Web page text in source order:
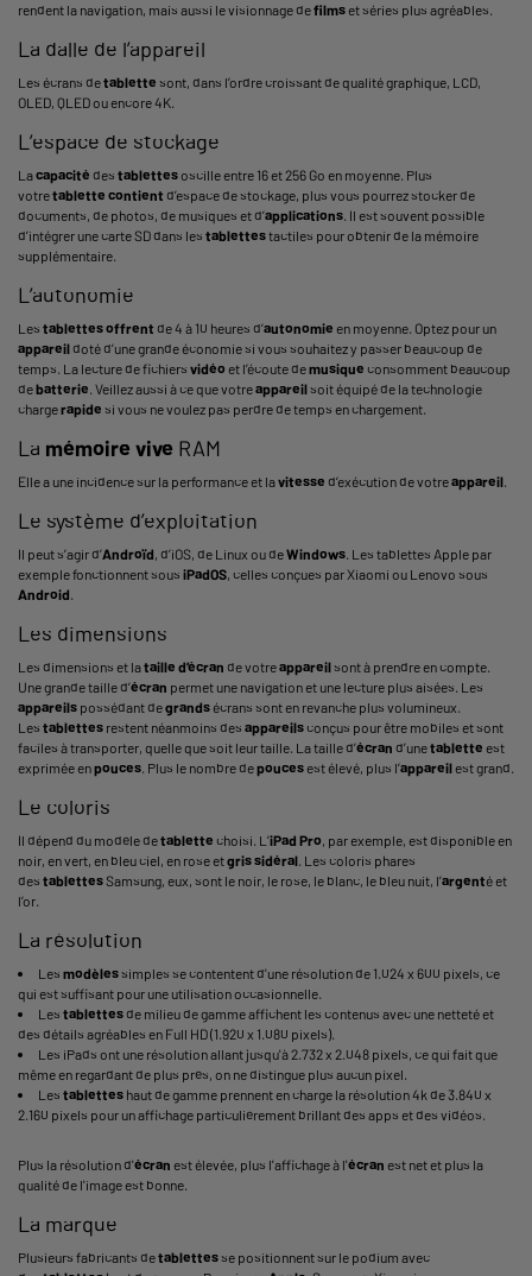
rendent la navigation, mais aussi le visionnage defilmset séries plus agréables.
La dalle de l’appareil
Les écrans detablette sont, dans l’ordre croissant de qualité graphique, LCD,
OLED, QLED ou encore 4K.
L’espace de stockage
Lacapacité des tablettesoscille entre 16 et 256 Go en moyenne. Plus
votretablette contient d’espace de stockage, plus vous pourrez stocker de
documents, de photos, de musiques et d’applications. Il est souvent possible
d’intégrer une carte SD dans les tablettestactiles pour obtenir de la mémoire
supplémentaire.
L’autonomie
Les tablettesoffrent de 4 à 10 heures d’autonomie en moyenne. Optez pour un
appareildoté d’une grande économie si vous souhaitez y passer beaucoup de
temps. La lecture de fichiers vidéo et l’écoute demusique consomment beaucoup
debatterie. Veillez aussi à ce que votreappareilsoit équipé de la technologie
chargerapide si vous ne voulez pas perdre de temps en chargement.
La mémoire vive RAM
Elle a une incidence sur la performance et lavitesse d’exécution de votreappareil.
Le système d’exploitation
Il peut s’agir d’Androïd, d’iOS, de Linux ou deWindows. Les tablettes Apple par
exemple fonctionnent sous iPadOS, celles conçues par Xiaomi ou Lenovo sous
Android.
Les dimensions
Les dimensions et lataille d’écran de votreappareilsont à prendre en compte.
Une grande taille d’écran permet une navigation et une lecture plus aisées. Les
appareils possédant degrandsécrans sont en revanche plus volumineux.
Les tablettes restent néanmoins des appareilsconçus pour être mobiles et sont
faciles à transporter, quelle que soit leur taille. La taille d’écran d’unetablette est
exprimée enpouces. Plus le nombre depoucesest élevé, plus l’appareilest grand.
Le coloris
Il dépend du modèle detablette choisi. L’iPad Pro, par exemple, est disponible en
noir, en vert, en bleu ciel, en rose etgris sidéral. Les coloris phares
des tablettesSamsung, eux, sont le noir, le rose, le blanc, le bleu nuit, l’argenté et
l’or.
La résolution
Les modèlessimples se contentent d'une résolution de 1.024 x 600 pixels, ce
qui est suffisant pour une utilisation occasionnelle.
Les tablettesde milieu de gamme affichent les contenus avec une netteté et
des détails agréables en Full HD (1.920 x 1.080 pixels).
Les iPads ont une résolution allant jusqu'à 2.732 x 2.048 pixels, ce qui fait que
même en regardant de plus près, on ne distingue plus aucun pixel.
Les tablettes haut de gamme prennent en charge la résolution 4k de 3.840 x
2.160 pixels pour un affichage particulièrement brillant des apps et des vidéos.
Plus la résolution d'écran est élevée, plus l'affichage à l'écran est net et plus la
qualité de l'image est bonne.
La marque
Plusieurs fabricants detablettesse positionnent sur le podium avec